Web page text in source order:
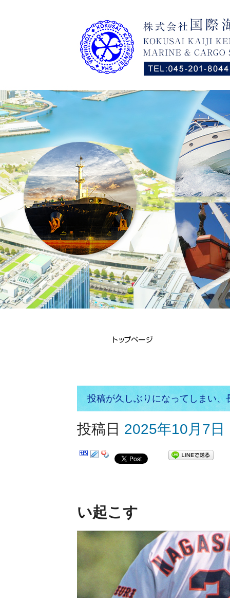
投稿が久しぶりになってしまい
投稿日 2025年10月7日
い起こす